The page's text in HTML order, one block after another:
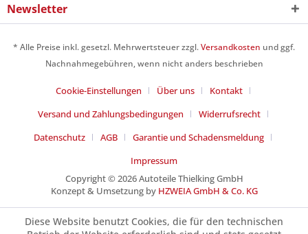
Newsletter
* Alle Preise inkl. gesetzl. Mehrwertsteuer zzgl.Versandkosten und ggf.
Nachnahmegebühren, wenn nicht anders beschrieben
Cookie-Einstellungen Über uns
Kontakt
Versand und Zahlungsbedingungen
Widerrufsrecht
Datenschutz
AGB
Garantie und Schadensmeldung
Impressum
Copyright © 2026 Autoteile Thielking GmbH
Konzept & Umsetzung by HZWEIA GmbH & Co. KG
Diese Website benutzt Cookies, die für den technischen